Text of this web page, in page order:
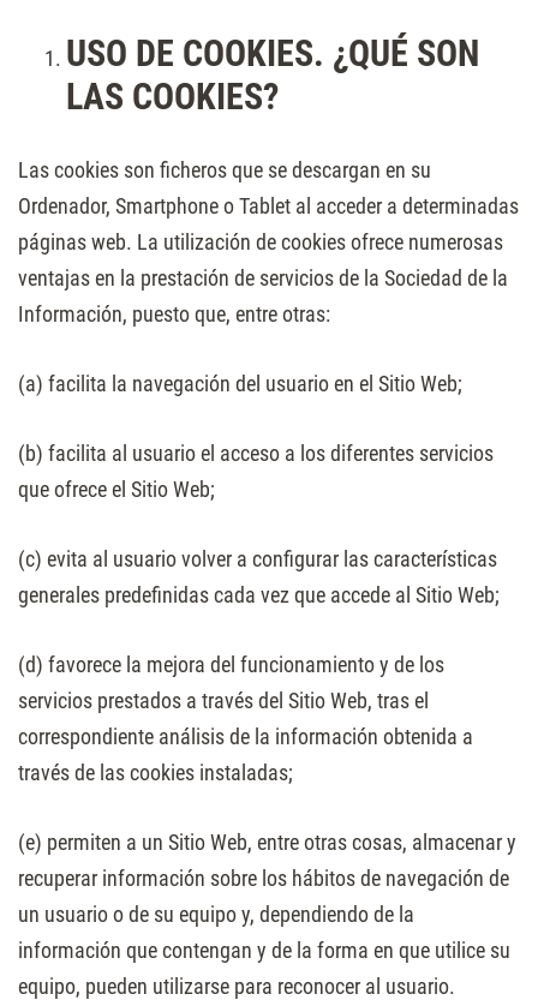
USO DE COOKIES. ¿QUÉ SON
LAS COOKIES?
Las cookies son ficheros que se descargan en su
Ordenador, Smartphone o Tablet al acceder a determinadas
páginas web. La utilización de cookies ofrece numerosas
ventajas en la prestación de servicios de la Sociedad de la
Información, puesto que, entre otras:
(a) facilita la navegación del usuario en el Sitio Web;
(b) facilita al usuario el acceso a los diferentes servicios
que ofrece el Sitio Web;
(c) evita al usuario volver a configurar las características
generales predefinidas cada vez que accede al Sitio Web;
(d) favorece la mejora del funcionamiento y de los
servicios prestados a través del Sitio Web, tras el
correspondiente análisis de la información obtenida a
través de las cookies instaladas;
(e) permiten a un Sitio Web, entre otras cosas, almacenar y
recuperar información sobre los hábitos de navegación de
un usuario o de su equipo y, dependiendo de la
información que contengan y de la forma en que utilice su
equipo, pueden utilizarse para reconocer al usuario.